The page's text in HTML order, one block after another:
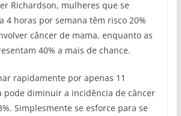
Richardson, mulheres que se
4 horas por semana têm risco 20%
câncer de mama, enquanto as
40% a mais de chance.
rapidamente por apenas 11
pode diminuir a incidência de câncer
Simplesmente se esforce para se